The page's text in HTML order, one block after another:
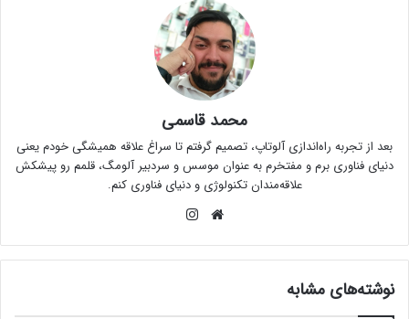
محمد قاسمی
بعد از تجربه راه‌اندازی آلوتاپ، تصمیم گرفتم تا سراغ علاقه همیشگی خودم یعنی
دنیای فناوری برم و مفتخرم به عنوان موسس و سردبیر آلومگ، قلمم رو پیشکش
علاقه‌مندان تکنولوژی و دنیای فناوری کنم.
وبس
ت گرام
نوشته‌های مشابه